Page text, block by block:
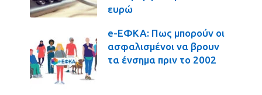
ευρώ
e-ΕΦΚΑ: Πως μπορούν οι
ασφαλισμένοι να βρουν
τα ένσημα πριν το 2002